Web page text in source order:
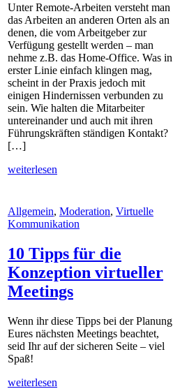
Unter Remote-Arbeiten versteht man
das Arbeiten an anderen Orten als an
denen, die vom Arbeitgeber zur
Verfügung gestellt werden – man
nehme z.B. das Home-Office. Was in
erster Linie einfach klingen mag,
scheint in der Praxis jedoch mit
einigen Hindernissen verbunden zu
sein. Wie halten die Mitarbeiter
untereinander und auch mit ihren
Führungskräften ständigen Kontakt?
[…]
weiterlesen
Allgemein, Moderation, Virtuelle
Kommunikation
10 Tipps für die
Konzeption virtueller
Meetings
Wenn ihr diese Tipps bei der Planung
Eures nächsten Meetings beachtet,
seid Ihr auf der sicheren Seite – viel
Spaß!
weiterlesen